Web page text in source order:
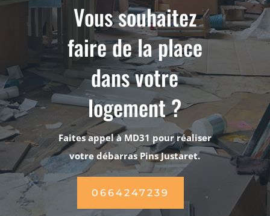
Vous souhaitez
faire de la place
dans votre
logement ?
Faites appel à MD31 pour réaliser
votre débarras Pins Justaret.
0664247239